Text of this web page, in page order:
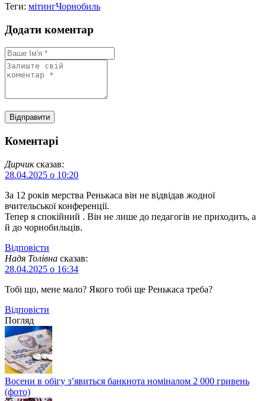
Теги: мітингЧорнобиль
Додати коментар
Коментарі
Дирчик сказав:
28.04.2025 о 10:20
За 12 років мерства Ренькаса він не відвідав жодної
вчительської конференції.
Тепер я спокійний . Він не лише до педагогів не приходить, а
й до чорнобильців.
Відповіcти
Надя Толівна сказав:
28.04.2025 о 16:34
Тобі що, мене мало? Якого тобі ще Ренькаса треба?
Відповіcти
Погляд
Восени в обігу з’явиться банкнота номіналом 2 000 гривень
(фото)